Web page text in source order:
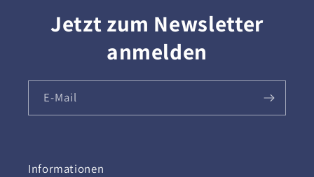
Jetzt zum Newsletter
anmelden
E-Mail
Informationen